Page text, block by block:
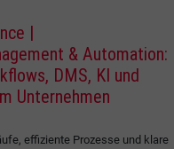
|
& Automation:
DMS, KI und
Unternehmen
effiziente Prozesse und klare